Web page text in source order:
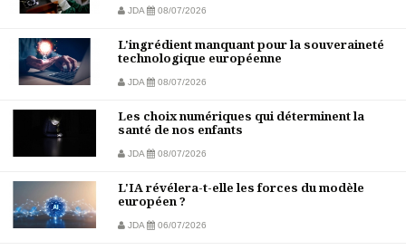
JDA 08/07/2026
L'ingrédient manquant pour la souveraineté
technologique européenne
JDA 08/07/2026
Les choix numériques qui déterminent la
santé de nos enfants
JDA 08/07/2026
L'IA révélera-t-elle les forces du modèle
européen ?
JDA 06/07/2026